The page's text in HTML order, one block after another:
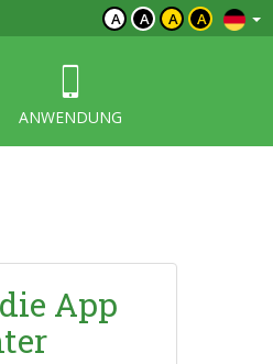
A A A A
ANWENDUNG
App